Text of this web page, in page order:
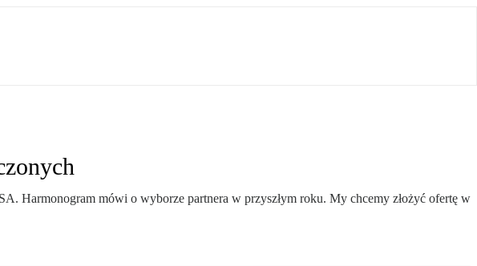
Harmonogram mówi o wyborze partnera w przyszłym roku. My chcemy złożyć ofertę w